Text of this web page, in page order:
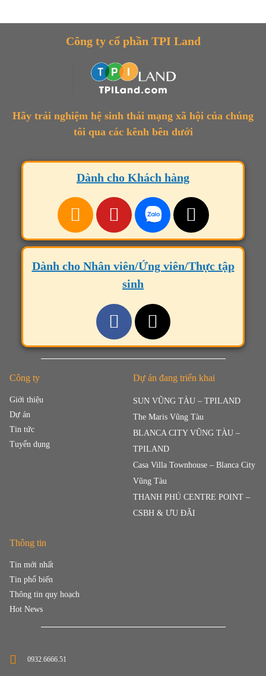
Công ty cổ phần TPI Land
Hãy trải nghiệm hệ sinh thái mạng xã hội của chúng
tôi qua các kênh bên dưới
Dành cho Khách hàng
Dành cho Nhân viên/Ứng viên/Thực tập
sinh
Công ty
Giới thiệu
Dự án
Tin tức
Tuyển dụng
Dự án đang triển khai
SUN VŨNG TÀU – TPILAND
The Maris Vũng Tàu
BLANCA CITY VŨNG TÀU –
TPILAND
Casa Villa Townhouse – Blanca City
Vũng Tàu
THANH PHÚ CENTRE POINT –
CSBH & ƯU ĐÃI
Thông tin
Tin mới nhất
Tin phổ biến
Thông tin quy hoạch
Hot News
0932.6666.51